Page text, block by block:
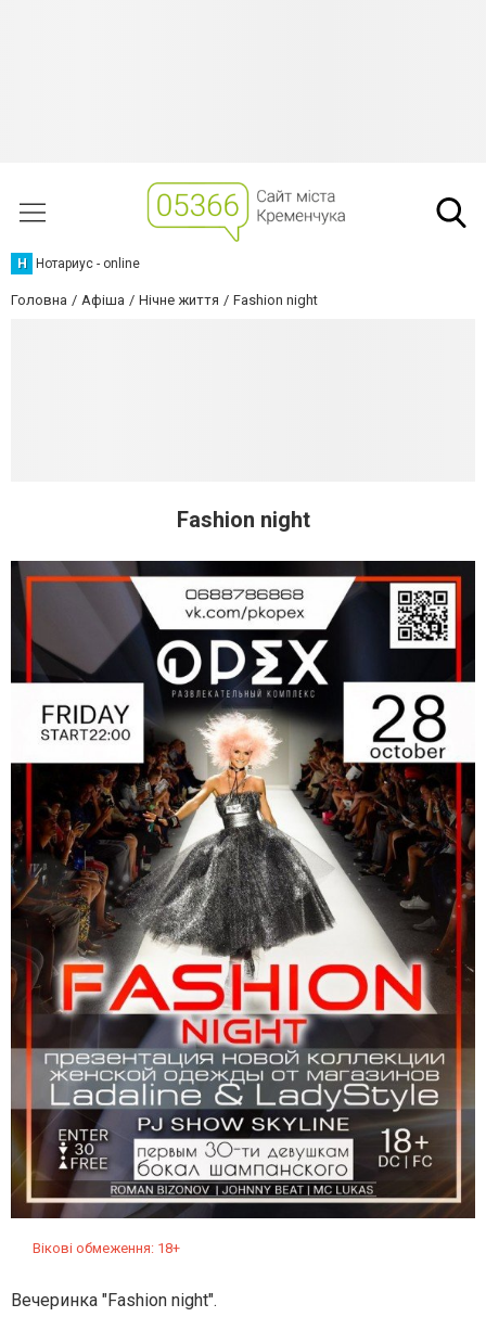
Н Нотариус - online
Головна Афіша Нічне життя Fashion night
Fashion night
Вікові обмеження: 18+
Вечеринка "Fashion night".